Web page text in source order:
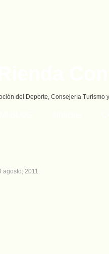
del Deporte, Consejería Turismo
agosto, 2011